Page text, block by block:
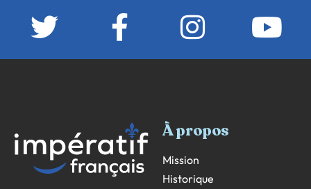
À propos
Mission
Historique